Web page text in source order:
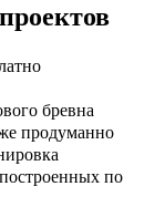
бревна
продуманно
по